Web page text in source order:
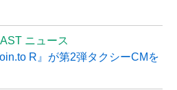
ニュース
R』が第2弾タクシーCMを